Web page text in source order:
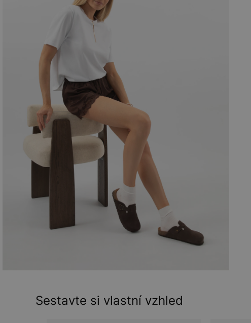
Sestavte si vlastní vzhled